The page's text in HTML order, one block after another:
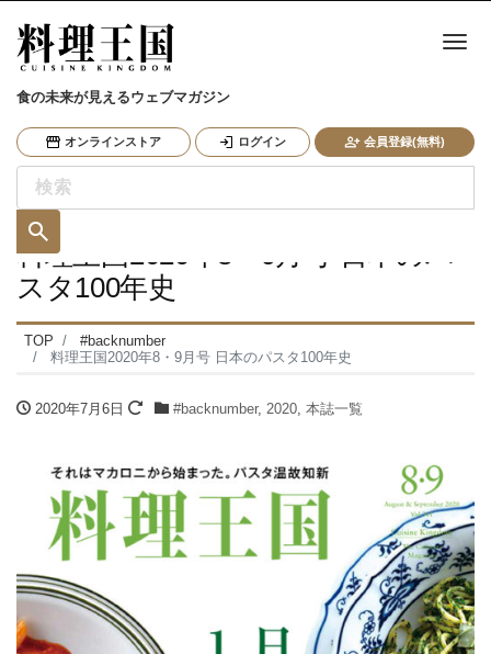
食の未来が見えるウェブマガジン
オンラインストア ログイン 会員登録(無料)
ナ
料理王国2020年8・9月号 日本のパ
スタ100年史
TOP
#backnumber
料理王国2020年8・9月号 日本のパスタ100年史
2020年7月6日 #backnumber, 2020, 本誌一覧